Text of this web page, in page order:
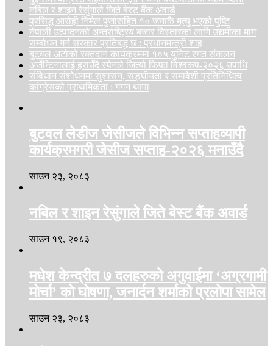
नबिल र शाइन रेसुंगाले जिते बेस्ट बैंक अवार्ड
प्रसिद्ध आरोही निर्मल पुर्जासहित १० जनाकै मृत्यु भएको पुष्टि
नेपाली उत्पादनको अन्तर्राष्ट्रिय बजार विस्तारका लागि उद्यमीका माग
सम्बोधन गर्न सरकार प्रतिबद्ध छ : प्रधानमन्त्री शाह
बुटवल अटोको रक्तदान कार्यक्रममा १०५ युनिट रगत संकलन
अर्जेन्टिनालाई हराउँदै स्पेनले जित्यो फिफा विश्वकप-२०२६ उपाधि
संविधान संशोधनमा सुशासन, सङ्घीयता र समावेशी प्रतिनिधित्व
कांग्रेसको प्राथमिकता : गगन थापा
बुटवल लेडीज जेसीजले विभिन्न सप्ताहव्यापी
कार्यक्रमगरी जेसीज सप्ताह-२०२६ मनाउँदै
साउन २३, २०८३
नबिल र शाइन रेसुंगाले जिते बेस्ट बैंक अवार्ड
साउन १९, २०८३
मधेश केन्द्रीत ७ दलहरुको अगुवाईमा ‘अग्रगामी
मोर्चा’ को घोषणा, जनार्दन शर्माको प्रलोपा सामेल
साउन २३, २०८३